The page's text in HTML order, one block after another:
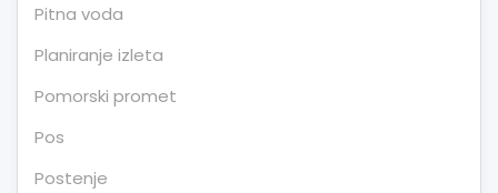
Pitna voda
Planiranje izleta
Pomorski promet
Pos
Postenje